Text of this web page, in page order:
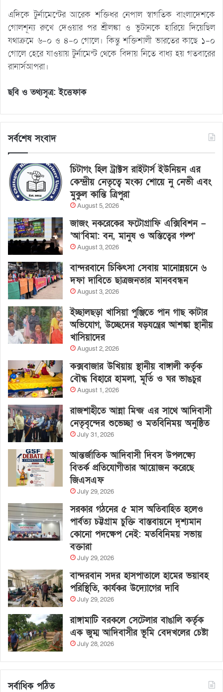
এদিকে টুর্নামেন্টের আরেক শক্তিধর নেপাল স্বাগতিক বাংলাদেশকে
গোলশূন্য রুখে দেওয়ার পর শ্রীলঙ্কা ও ভুটানকে হারিয়ে দিয়েছিল
যথাক্রমে ৬-০ ও ৪-০ গোলে। কিন্তু শক্তিশালী ভারতের কাছে ১-০
গোলে হেরে যাওয়ায় টুর্নামেন্ট থেকে বিদায় নিতে বাধ্য হয় গতবারের
রানার্সআপরা।
ছবি ও তথ্যসূত্র: ইত্তেফাক
সর্বশেষ সংবাদ
চিটাগং হিল ট্রাক্টস রাইটার্স ইউনিয়ন এর
কেন্দ্রীয় নেতৃত্বে মংক্য শোয়ে নু নেভী এবং
মুকুল কান্তি ত্রিপুরা
August 5, 2026
জাজং নকরেকের ফটোগ্রাফি এক্সিবিশন –
‘আ’বিমা: বন, মানুষ ও অস্তিত্বের গল্প’
August 3, 2026
বান্দরবানে চিকিৎসা সেবায় মানোন্নয়নে ৬
দফা দাবিতে ছাত্রজনতার মানববন্ধন
August 3, 2026
ইচ্ছালছড়া খাসিয়া পুঞ্জিতে পান গাছ কাটার
অভিযোগ, উচ্ছেদের ষড়যন্ত্রের আশঙ্কা স্থানীয়
খাসিয়াদের
August 2, 2026
কক্সবাজার উখিয়ায় স্থানীয় বাঙ্গালী কর্তৃক
বৌদ্ধ বিহারে হামলা, মূর্তি ও ঘর ভাঙচুর
August 1, 2026
রাজশাহীতে আন্না মিন্জ এর সাথে আদিবাসী
নেতৃবৃন্দের শুভেচ্ছা ও মতবিনিময় অনুষ্ঠিত
July 31, 2026
আন্তর্জাতিক আদিবাসী দিবস উপলক্ষ্যে
বিতর্ক প্রতিযোগীতার আয়োজন করেছে
জিএসএফ
July 29, 2026
সরকার গঠনের ৫ মাস অতিবাহিত হলেও
পার্বত্য চট্টগ্রাম চুক্তি বাস্তবায়নে দৃশ্যমান
কোনো পদক্ষেপ নেই: মতবিনিময় সভায়
বক্তারা
July 29, 2026
বান্দরবান সদর হাসপাতালে হামের ভয়াবহ
পরিস্থিতি, কার্যকর উদ্যোগের দাবি
July 29, 2026
রাঙ্গামাটি বরকলে সেটেলার বাঙালি কর্তৃক
এক জুম্ম আদিবাসীর ভূমি বেদখলের চেষ্টা
July 28, 2026
সর্বাধিক পঠিত